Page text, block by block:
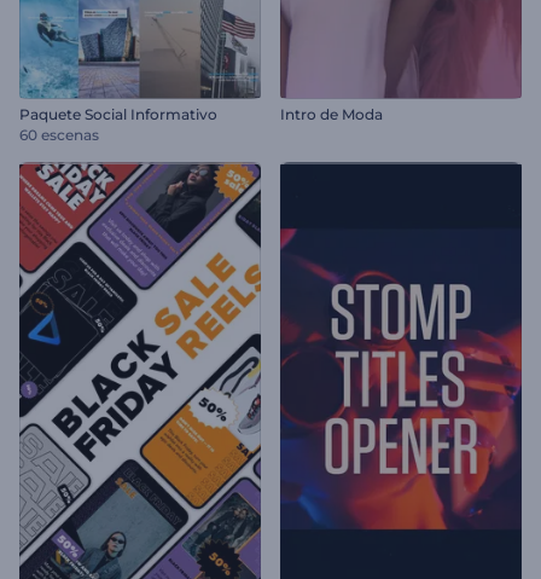
Paquete Social Informativo
60 escenas
Intro de Moda